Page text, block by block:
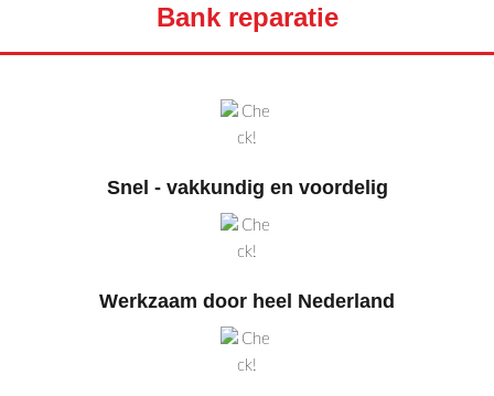
Bank reparatie
Snel - vakkundig en voordelig
Werkzaam door heel Nederland